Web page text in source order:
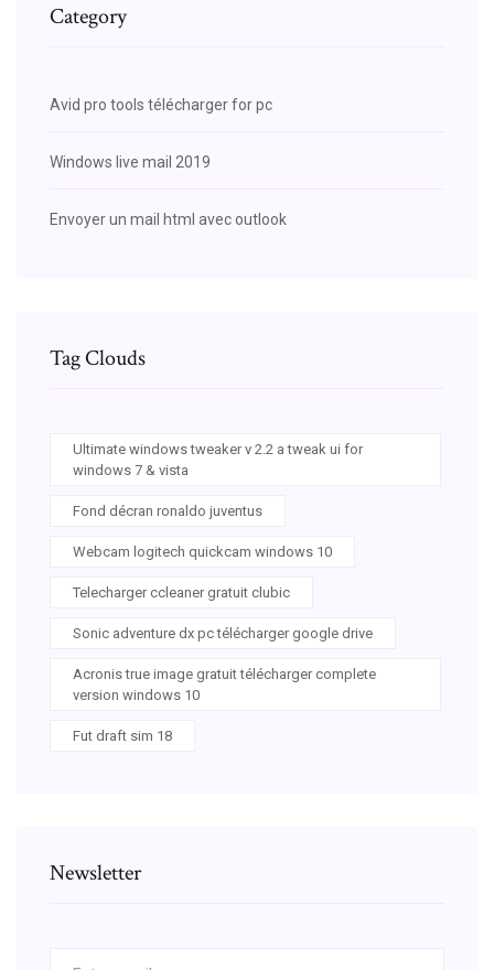
Category
Avid pro tools télécharger for pc
Windows live mail 2019
Envoyer un mail html avec outlook
Tag Clouds
Ultimate windows tweaker v 2.2 a tweak ui for
windows 7 & vista
Fond décran ronaldo juventus
Webcam logitech quickcam windows 10
Telecharger ccleaner gratuit clubic
Sonic adventure dx pc télécharger google drive
Acronis true image gratuit télécharger complete
version windows 10
Fut draft sim 18
Newsletter